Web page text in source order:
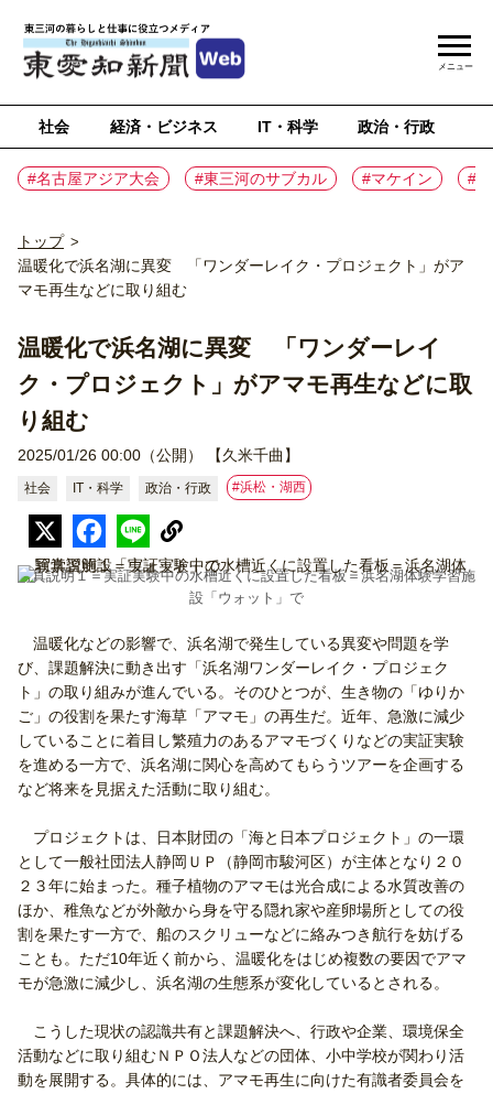
社会 経済・ビジネス IT・科学 政治・行政
#名古屋アジア大会 #東三河のサブカル #マケイン #
メニュー
トップ >
温暖化で浜名湖に異変 「ワンダーレイク・プロジェクト」がア
マモ再生などに取り組む
温暖化で浜名湖に異変 「ワンダーレイ
ク・プロジェクト」がアマモ再生などに取
り組む
2025/01/26 00:00（公開） 【久米千曲】
社会 IT・科学 政治・行政 #浜松・湖西
写真説明１＝実証実験中の水槽近くに設置した看板＝浜名湖体験学習施
設「ウォット」で
温暖化などの影響で、浜名湖で発生している異変や問題を学
び、課題解決に動き出す「浜名湖ワンダーレイク・プロジェク
ト」の取り組みが進んでいる。そのひとつが、生き物の「ゆりか
ご」の役割を果たす海草「アマモ」の再生だ。近年、急激に減少
していることに着目し繁殖力のあるアマモづくりなどの実証実験
を進める一方で、浜名湖に関心を高めてもらうツアーを企画する
など将来を見据えた活動に取り組む。
プロジェクトは、日本財団の「海と日本プロジェクト」の一環
として一般社団法人静岡ＵＰ（静岡市駿河区）が主体となり２０
２３年に始まった。種子植物のアマモは光合成による水質改善の
ほか、稚魚などが外敵から身を守る隠れ家や産卵場所としての役
割を果たす一方で、船のスクリューなどに絡みつき航行を妨げる
ことも。ただ10年近く前から、温暖化をはじめ複数の要因でアマ
モが急激に減少し、浜名湖の生態系が変化しているとされる。
こうした現状の認識共有と課題解決へ、行政や企業、環境保全
活動などに取り組むＮＰＯ法人などの団体、小中学校が関わり活
動を展開する。具体的には、アマモ再生に向けた有識者委員会を